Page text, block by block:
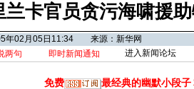
兰卡官员贪污海啸援
年02月05日11:34 来源：新华网
两句
即时新闻通知 进入新闻论坛
免费 最经典的幽默小段子